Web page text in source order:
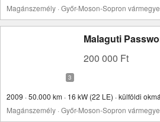
Magánszemély · Győr-Moson-Sopron
Malaguti
200 000 Ft
2009 · 50.000 km · 16 kW (22 LE) · külföldi
Magánszemély · Győr-Moson-Sopron vármegye